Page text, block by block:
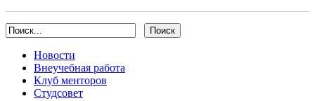
Новости
Внеучебная работа
Клуб менторов
Студсовет